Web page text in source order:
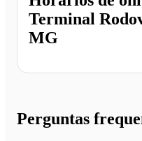
Terminal
MG
Perguntas